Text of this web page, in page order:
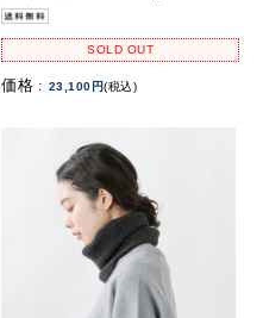
SOLD OUT
価格 : 23,100円(税込)